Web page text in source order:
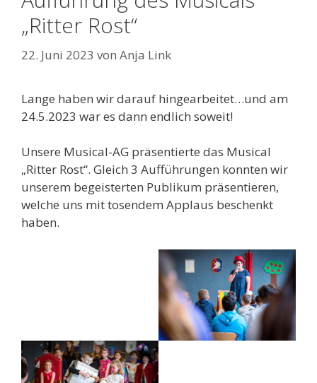
„Ritter Rost“
22. Juni 2023 von Anja Link
Lange haben wir darauf hingearbeitet…und am
24.5.2023 war es dann endlich soweit!
Unsere Musical-AG präsentierte das Musical
„Ritter Rost“. Gleich 3 Aufführungen konnten wir
unserem begeisterten Publikum präsentieren,
welche uns mit tosendem Applaus beschenkt
haben.